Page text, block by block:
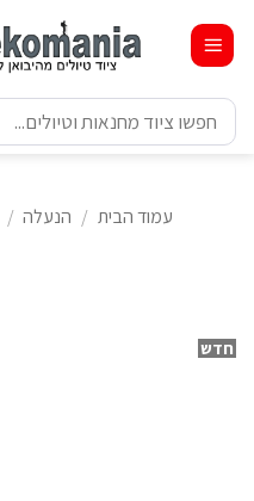
content
חיפוש
עבור:
עמוד הבית / הנעלה /
חדש